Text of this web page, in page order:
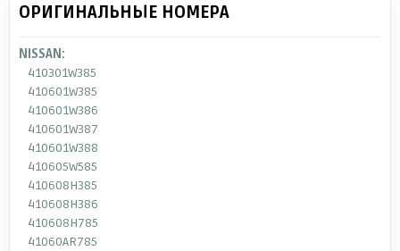
ОРИГИНАЛЬНЫЕ НОМЕРА
NISSAN:
410301W385
410601W385
410601W386
410601W387
410601W388
410605W585
410608H385
410608H386
410608H785
41060AR785